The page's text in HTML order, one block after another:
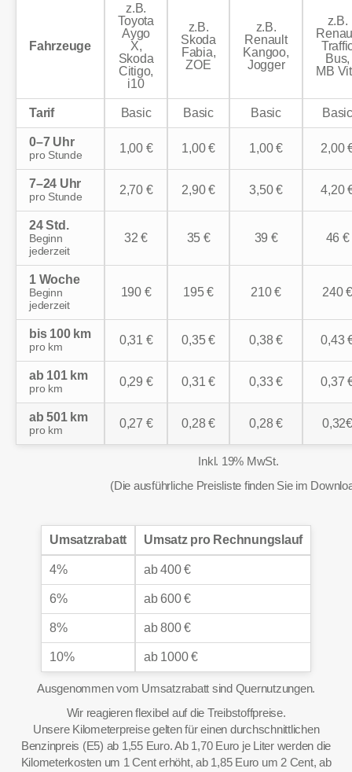
Fahrzeuge
z.B.
Toyota
Aygo
X,
Skoda
Citigo,
i10
z.B.
Skoda
Fabia,
ZOE
z.B.
Renault
Kangoo,
Jogger
z.B.
Bus,
MB
Tarif Basic Basic Basic Basic
0–7 Uhr
pro Stunde 1,00 € 1,00 € 1,00 € 2,00
7–24 Uhr
pro Stunde 2,70 € 2,90 € 3,50 € 4,20
24 Std.
Beginn
jederzeit
32 € 35 € 39 € 46 €
1 Woche
Beginn
jederzeit
190 € 195 € 210 € 240 €
bis 100 km
pro km 0,31 € 0,35 € 0,38 € 0,43
ab 101 km
pro km 0,29 € 0,31 € 0,33 € 0,37
ab 501 km
pro km 0,27 € 0,28 € 0,28 € 0,32€
Inkl. 19% MwSt.
(Die ausführliche Preisliste finden Sie im
Umsatzrabatt Umsatz pro Rechnungslauf
4% ab 400 €
6% ab 600 €
8% ab 800 €
10% ab 1000 €
Ausgenommen vom Umsatzrabatt sind Quernutzungen.
Wir reagieren flexibel auf die Treibstoffpreise.
Unsere Kilometerpreise gelten für einen durchschnittlichen
Benzinpreis (E5) ab 1,55 Euro. Ab 1,70 Euro je Liter werden die
Kilometerkosten um 1 Cent erhöht, ab 1,85 Euro um 2 Cent, ab